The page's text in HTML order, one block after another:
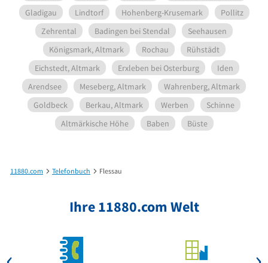
Gladigau
Lindtorf Hohenberg-Krusemark
Pollitz
Zehrental
Badingen bei Stendal
Seehausen
Königsmark, Altmark
Rochau
Rühstädt
Eichstedt, Altmark
Erxleben bei Osterburg
Iden
Arendsee
Meseberg, Altmark
Wahrenberg, Altmark
Goldbeck
Berkau, Altmark Werben
Schinne
Altmärkische Höhe
Baben Büste
11880.com Telefonbuch Flessau
Ihre 11880.com Welt